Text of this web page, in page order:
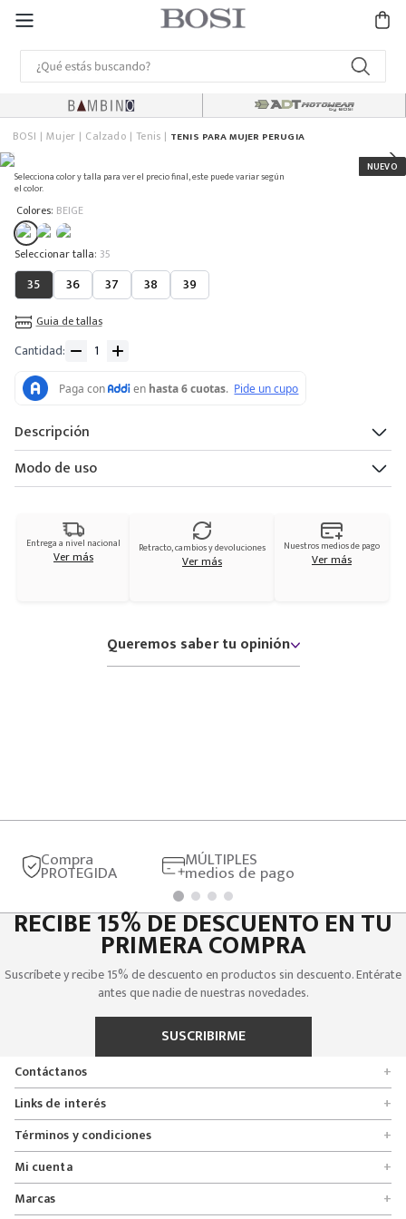
BOSI Mujer Calzado Tenis TENIS PARA MUJER PERUGIA
Selecciona color y talla para ver el precio final, este puede variar según
el color.
Colores: BEIGE
: 35
35 36 37 38 39
Guia de tallas
Cantidad
Descripción
Modo de uso
Entrega a nivel nacional
Ver más Retracto, cambios y devoluciones
Ver más
Nuestros medios de pago
Ver más
Queremos saber tu opinión
Compra
PROTEGIDA
MÚLTIPLES
medios de pago
RECIBE 15% DE DESCUENTO EN TU
PRIMERA COMPRA
Suscríbete y recibe 15% de descuento en productos sin descuento. Entérate
antes que nadie de nuestras novedades.
SUSCRIBIRME
Contáctanos
+
Encuentra tu tienda
Formulario de solicitudes
Servicio al cliente
Línea nacional 01 8000 112674
Bogotá 6767876
Links de interés +
Quienes somos
Políticas de entrega, cambio y devolución
Políticas de privacidad
Preguntas frecuentes
Términos y condiciones +
Promociones
Crédito Addi
Bono regalo
Mi cuenta +
Rastrear mi pedido
Lista de deseos
Marcas +